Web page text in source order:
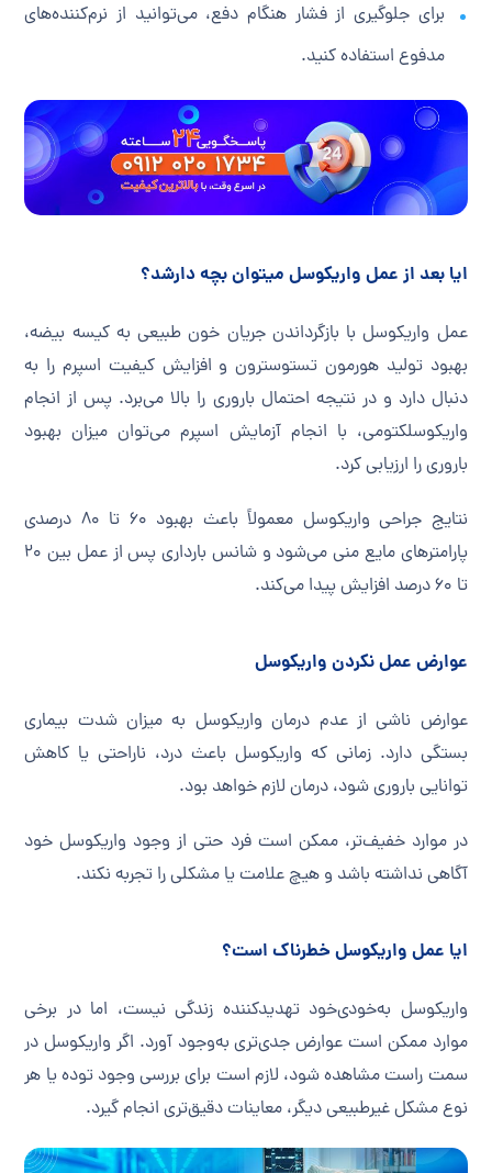
برای جلوگیری از فشار هنگام دفع، می‌توانید از نرم‌کننده‌های
مدفوع استفاده کنید.
ایا بعد از عمل واریکوسل میتوان بچه دارشد؟
عمل واریکوسل با بازگرداندن جریان خون طبیعی به کیسه بیضه،
بهبود تولید هورمون تستوسترون و افزایش کیفیت اسپرم را به
دنبال دارد و در نتیجه احتمال باروری را بالا می‌برد. پس از انجام
واریکوسلکتومی، با انجام آزمایش اسپرم می‌توان میزان بهبود
باروری را ارزیابی کرد.
نتایج جراحی واریکوسل معمولاً باعث بهبود ۶۰ تا ۸۰ درصدی
پارامترهای مایع منی می‌شود و شانس بارداری پس از عمل بین ۲۰
تا ۶۰ درصد افزایش پیدا می‌کند.
عوارض عمل نکردن واریکوسل
عوارض ناشی از عدم درمان واریکوسل به میزان شدت بیماری
بستگی دارد. زمانی که واریکوسل باعث درد، ناراحتی یا کاهش
توانایی باروری شود، درمان لازم خواهد بود.
در موارد خفیف‌تر، ممکن است فرد حتی از وجود واریکوسل خود
آگاهی نداشته باشد و هیچ علامت یا مشکلی را تجربه نکند.
ایا عمل واریکوسل خطرناک است؟
واریکوسل به‌خودی‌خود تهدیدکننده زندگی نیست، اما در برخی
موارد ممکن است عوارض جدی‌تری به‌وجود آورد. اگر واریکوسل در
سمت راست مشاهده شود، لازم است برای بررسی وجود توده یا هر
نوع مشکل غیرطبیعی دیگر، معاینات دقیق‌تری انجام گیرد.